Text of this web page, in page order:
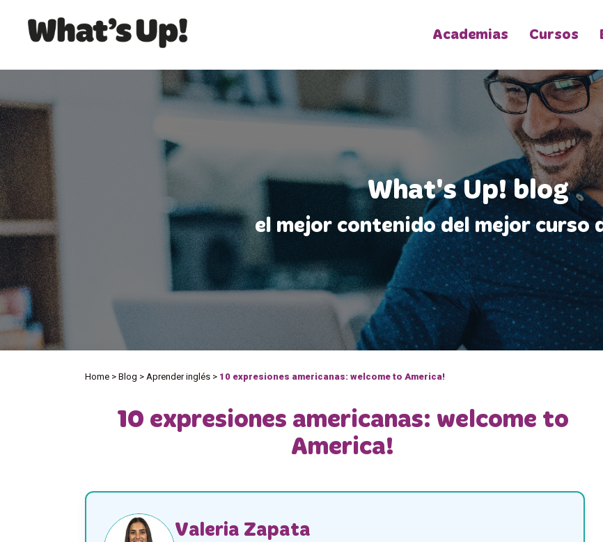
Academias Cursos
What's Up! blog
el mejor contenido del mejor curso
Home > Blog > Aprender inglés > 10 expresiones americanas: welcome to America!
10 expresiones americanas: welcome to
America!
Valeria Zapata